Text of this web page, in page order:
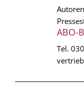
ABO-
Tel.